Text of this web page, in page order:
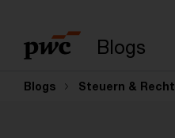
Blogs
Blogs Steuern & Recht